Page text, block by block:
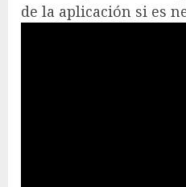
de la aplicación si es